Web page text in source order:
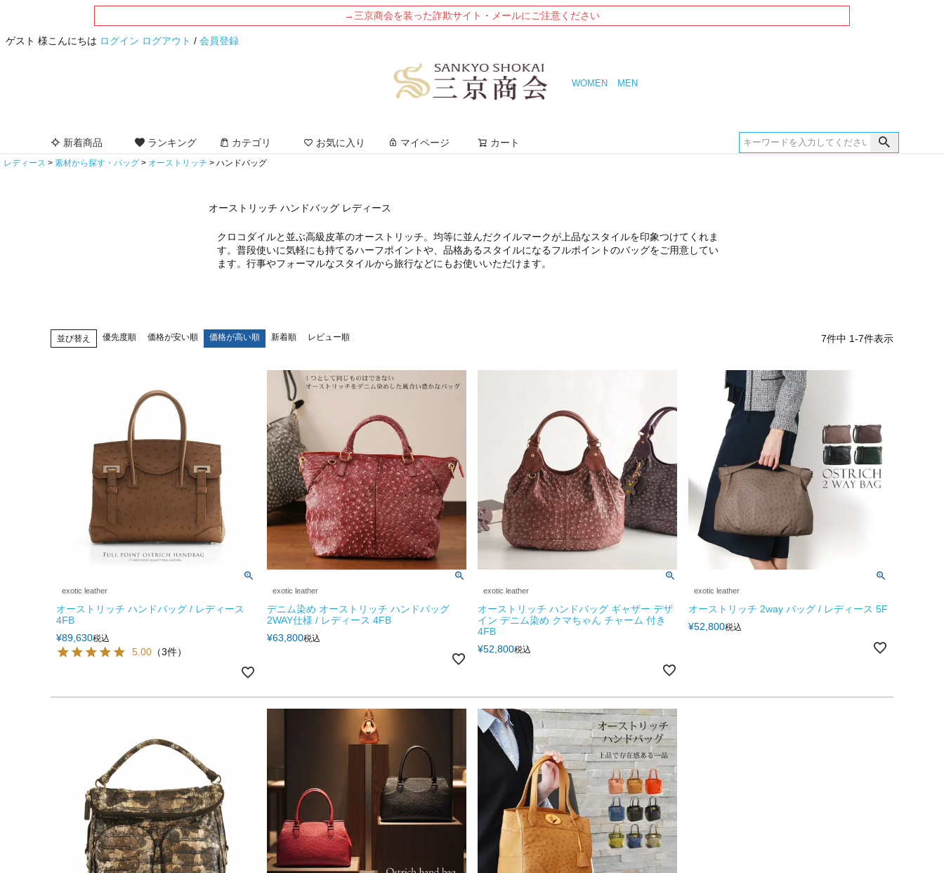
→三京商会を装った詐欺サイト・メールにご注意ください
ゲスト 様こんにちは ログイン ログアウト / 会員登録
WOMEN MEN
新着商品 ランキング カテゴリ お気に入り マイページ カート
レディース 素材から探す・バッグ オーストリッチ ハンドバッグ
オーストリッチ ハンドバッグ レディース
クロコダイルと並ぶ高級皮革のオーストリッチ。均等に並んだクイルマークが上品なスタイルを印象つけてくれま
す。普段使いに気軽にも持てるハーフポイントや、品格あるスタイルになるフルポイントのバッグをご用意してい
ます。行事やフォーマルなスタイルから旅行などにもお使いいただけます。
並び替え 優先度順 価格が安い順 価格が高い順 新着順 レビュー順 7件中 1-7件表示
exotic leather
オーストリッチ ハンドバッグ / レディース
4FB
¥89,630税込
5.00 （3件）
exotic leather
デニム染め オーストリッチ ハンドバッグ
2WAY仕様 / レディース 4FB
¥63,800税込
exotic leather
オーストリッチ ハンドバッグ ギャザー デザ
イン デニム染め クマちゃん チャーム 付き
4FB
¥52,800税込
exotic leather
オーストリッチ 2way バッグ / レディース 5F
¥52,800税込